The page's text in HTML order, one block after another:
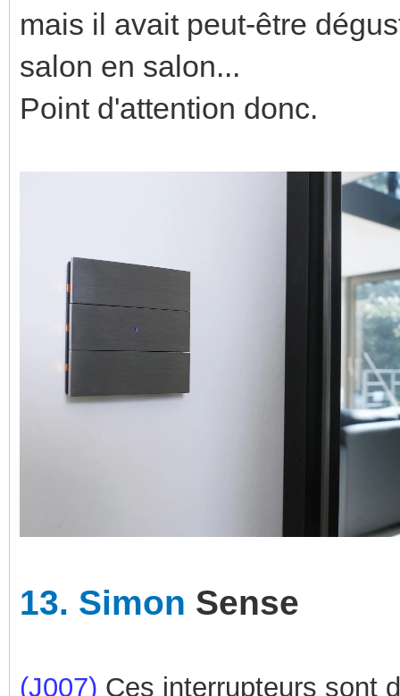
mais il avait peut-être
salon en salon...
Point d'attention donc.
13. Simon Sense
(J007) Ces interrupteurs sont